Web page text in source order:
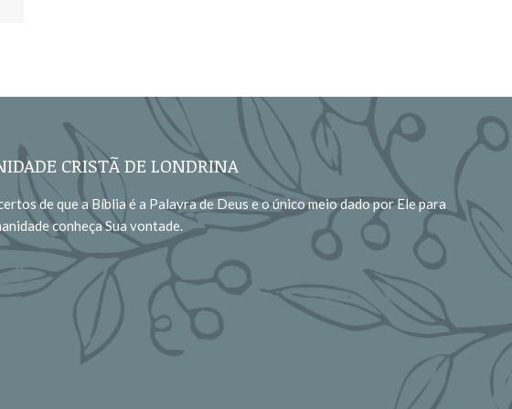
CRISTÃ DE LONDRINA
de que a Bíblia é a Palavra de Deus e o único meio dado por Ele para
conheça Sua vontade.